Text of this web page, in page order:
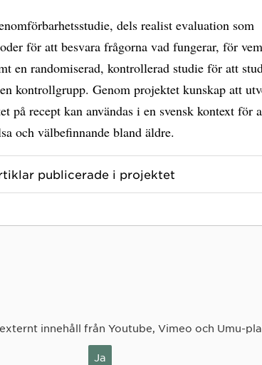
dels realist evaluation som
för att besvara frågorna vad fungerar, för
en randomiserad, kontrollerad studie för att
kontrollgrupp. Genom projektet kunskap att
på recept kan användas i en svensk kontext för
och välbefinnande bland äldre.
publicerade i projektet
innehåll från Youtube, Vimeo och Umu-
Ja